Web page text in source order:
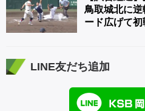
鳥取城北に
ード広げて初
LINE友だち追加